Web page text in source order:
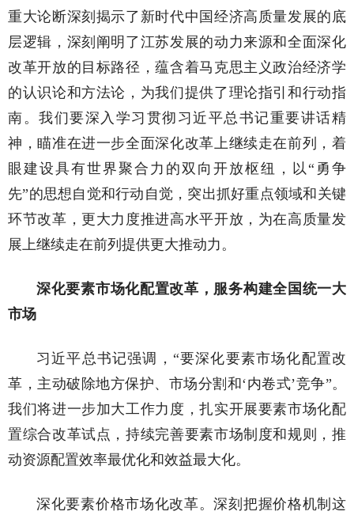
重大论断深刻揭示了新时代中国经济高质量发展的底
层逻辑，深刻阐明了江苏发展的动力来源和全面深化
改革开放的目标路径，蕴含着马克思主义政治经济学
的认识论和方法论，为我们提供了理论指引和行动指
南。我们要深入学习贯彻习近平总书记重要讲话精
神，瞄准在进一步全面深化改革上继续走在前列，着
眼建设具有世界聚合力的双向开放枢纽，以“勇争
先”的思想自觉和行动自觉，突出抓好重点领域和关键
环节改革，更大力度推进高水平开放，为在高质量发
展上继续走在前列提供更大推动力。
深化要素市场化配置改革，服务构建全国统一大
市场
习近平总书记强调，“要深化要素市场化配置改
革，主动破除地方保护、市场分割和‘内卷式’竞争”。
我们将进一步加大工作力度，扎实开展要素市场化配
置综合改革试点，持续完善要素市场制度和规则，推
动资源配置效率最优化和效益最大化。
深化要素价格市场化改革。深刻把握价格机制这